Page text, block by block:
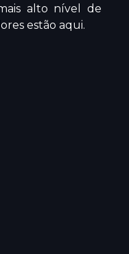
alto nível de
estão aqui.